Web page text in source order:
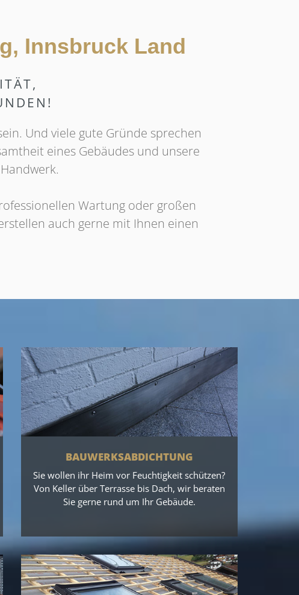
Innsbruck Land
Und viele gute Gründe sprechen
eines Gebäudes und unsere
Wartung oder großen
auch gerne mit Ihnen einen
BAUWERKSABDICHTUNG
Sie wollen ihr Heim vor Feuchtigkeit schützen?
Von Keller über Terrasse bis Dach, wir beraten
Sie gerne rund um Ihr Gebäude.